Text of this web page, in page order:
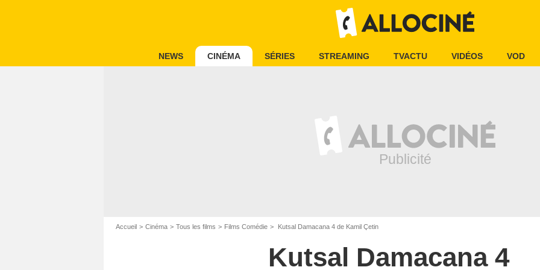
NEWS CINÉMA SÉRIES STREAMING TVACTU VIDÉOS VOD
Accueil Cinéma Tous les films Films Comédie Kutsal Damacana 4 de Kamil Çetin
Kutsal Damacana 4